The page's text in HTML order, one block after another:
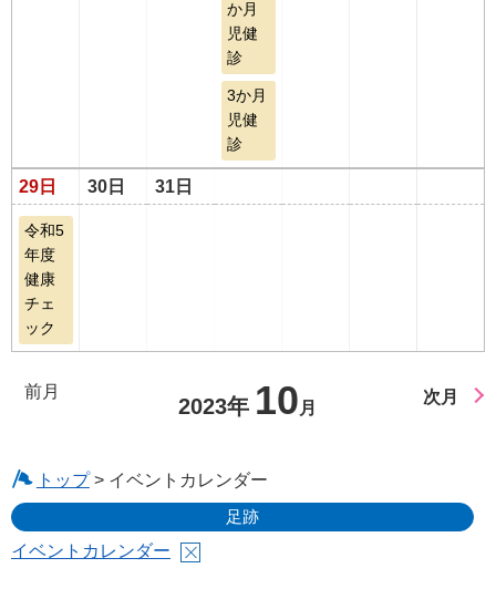
か月
児健
診
3か月
児健
診
29日 30日 31日
令和5
年度
健康
チェ
ック
前月
2023年 10 月
次月
トップ> イベントカレンダー
足跡
イベントカレンダー